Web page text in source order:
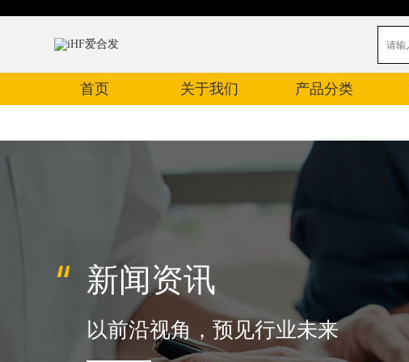
首页 关于我们 产品分类
新闻资讯
以前沿视角，预见行业未来